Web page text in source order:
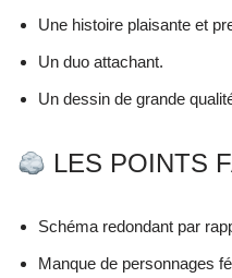
Une histoire plaisante et
Un duo attachant.
Un dessin de grande
LES POINTS
Schéma redondant par
Manque de personnages